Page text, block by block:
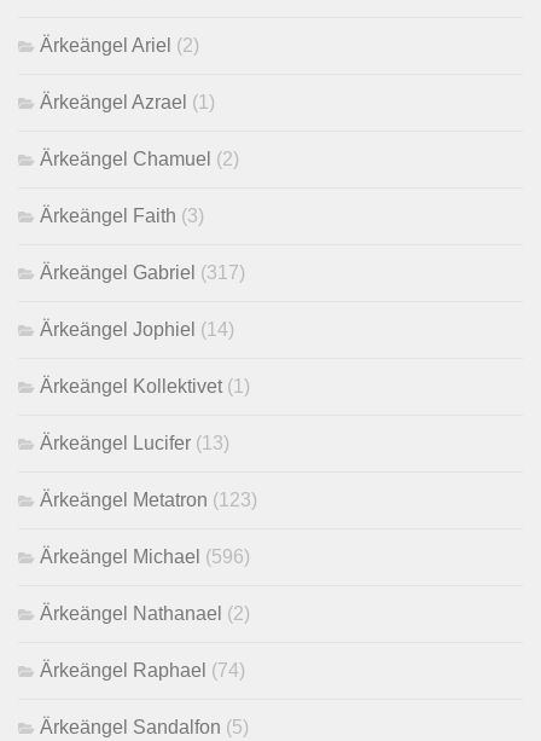
Ärkeängel Ariel (2)
Ärkeängel Azrael (1)
Ärkeängel Chamuel (2)
Ärkeängel Faith (3)
Ärkeängel Gabriel (317)
Ärkeängel Jophiel (14)
Ärkeängel Kollektivet (1)
Ärkeängel Lucifer (13)
Ärkeängel Metatron (123)
Ärkeängel Michael (596)
Ärkeängel Nathanael (2)
Ärkeängel Raphael (74)
Ärkeängel Sandalfon (5)